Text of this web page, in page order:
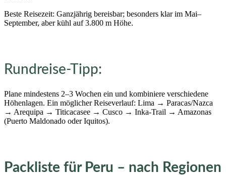
Beste Reisezeit: Ganzjährig bereisbar; besonders klar im Mai–
September, aber kühl auf 3.800 m Höhe.
Rundreise-Tipp:
Plane mindestens 2–3 Wochen ein und kombiniere verschiedene
Höhenlagen. Ein möglicher Reiseverlauf: Lima → Paracas/Nazca
→ Arequipa → Titicacasee → Cusco → Inka-Trail → Amazonas
(Puerto Maldonado oder Iquitos).
Packliste für Peru – nach Regionen